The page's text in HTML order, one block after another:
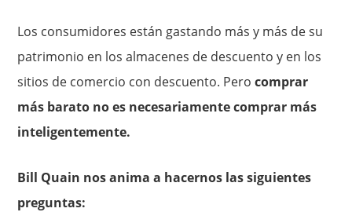
Los consumidores están gastando más y más de su
patrimonio en los almacenes de descuento y en los
sitios de comercio con descuento. Perocomprar
más barato no es necesariamente comprar más
inteligentemente.
Bill Quain nos anima a hacernos las siguientes
preguntas: